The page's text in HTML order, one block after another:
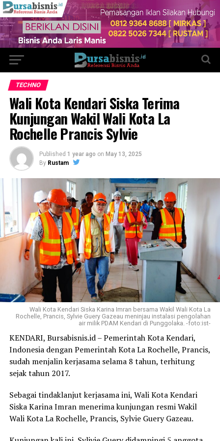
TECHNO
Wali Kota Kendari Siska Terima
Kunjungan Wakil Wali Kota La
Rochelle Prancis Sylvie
Published 1 year ago on May 13, 2025
By Rustam
Wali Kota Kendari Siska Karina Imran bersama Wakil Wali Kota La
Rochelle, Prancis, Sylvie Guery Gazeau meninjau instalasi pengolahan
air milik PDAM Kendari di Punggolaka. -foto:ist-
KENDARI, Bursabisnis.id – Pemerintah Kota Kendari,
Indonesia dengan Pemerintah Kota La Rochelle, Prancis,
sudah menjalin kerjasama selama 8 tahun, terhitung
sejak tahun 2017.
Sebagai tindaklanjut kerjasama ini, Wali Kota Kendari
Siska Karina Imran menerima kunjungan resmi Wakil
Wali Kota La Rochelle, Prancis, Sylvie Guery Gazeau.